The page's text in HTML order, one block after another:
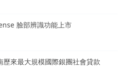
臉部辨識功能上市
歷來最大規模國際銀團社會貸款